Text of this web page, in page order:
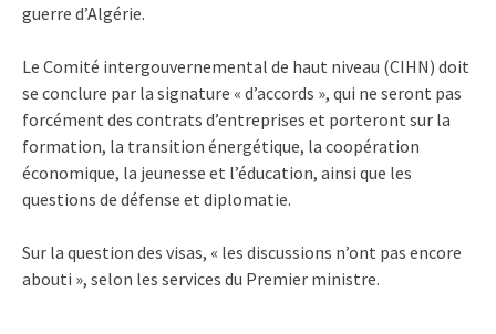
guerre d’Algérie.
Le Comité intergouvernemental de haut niveau (CIHN) doit
se conclure par la signature « d’accords », qui ne seront pas
forcément des contrats d’entreprises et porteront sur la
formation, la transition énergétique, la coopération
économique, la jeunesse et l’éducation, ainsi que les
questions de défense et diplomatie.
Sur la question des visas, « les discussions n’ont pas encore
abouti », selon les services du Premier ministre.